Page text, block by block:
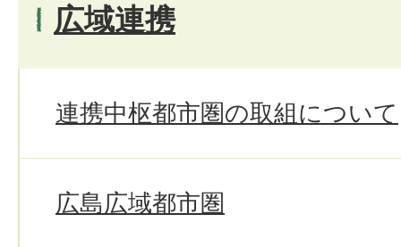
広域連携
連携中枢都市圏の取組について
広島広域都市圏